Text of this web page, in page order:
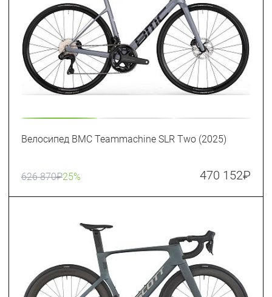
Велосипед BMC Teammachine SLR Two (2025)
626 870₽25% 470 152₽